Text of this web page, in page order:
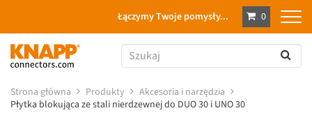
Łączymy Twoje pomysły... 0
Strona główna Produkty
Akcesoria i narzędzia
Płytka blokująca ze stali nierdzewnej do DUO 30 i UNO 30